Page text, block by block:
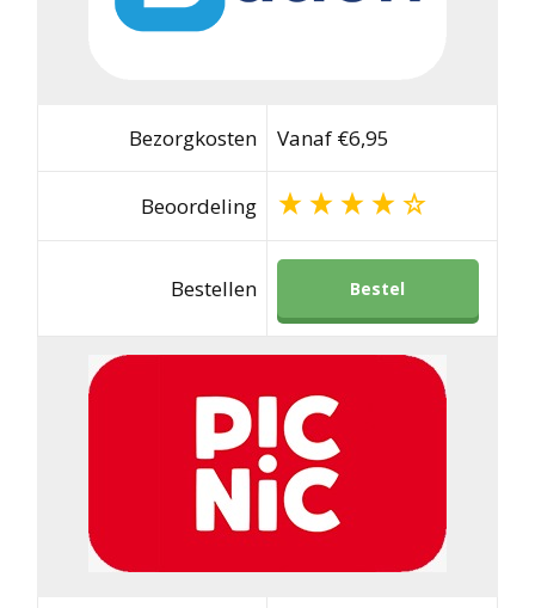
Bezorgkosten Vanaf €6,95
Beoordeling
Bestellen Bestel